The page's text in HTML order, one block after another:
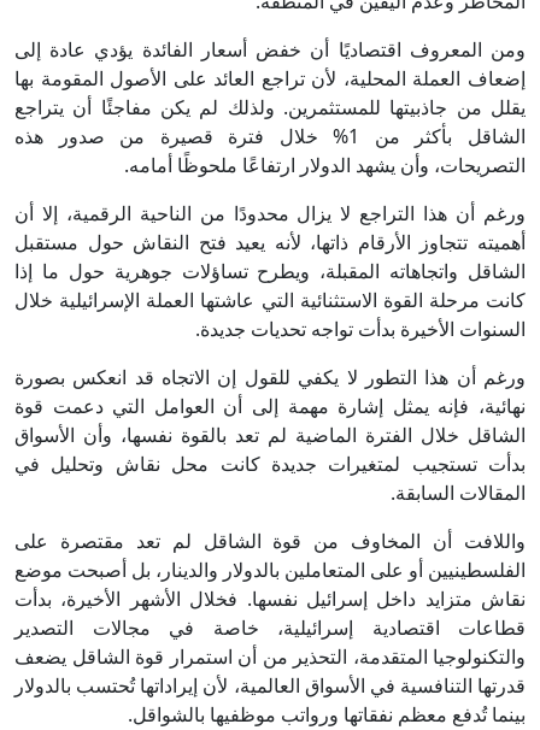
ومن المعروف اقتصاديًا أن خفض أسعار الفائدة يؤدي عادة إلى
إضعاف العملة المحلية، لأن تراجع العائد على الأصول المقومة بها
يقلل من جاذبيتها للمستثمرين. ولذلك لم يكن مفاجئًا أن يتراجع
الشاقل بأكثر من 1% خلال فترة قصيرة من صدور هذه
التصريحات، وأن يشهد الدولار ارتفاعًا ملحوظًا أمامه.
ورغم أن هذا التراجع لا يزال محدودًا من الناحية الرقمية، إلا أن
أهميته تتجاوز الأرقام ذاتها، لأنه يعيد فتح النقاش حول مستقبل
الشاقل واتجاهاته المقبلة، ويطرح تساؤلات جوهرية حول ما إذا
كانت مرحلة القوة الاستثنائية التي عاشتها العملة الإسرائيلية خلال
السنوات الأخيرة بدأت تواجه تحديات جديدة.
ورغم أن هذا التطور لا يكفي للقول إن الاتجاه قد انعكس بصورة
نهائية، فإنه يمثل إشارة مهمة إلى أن العوامل التي دعمت قوة
الشاقل خلال الفترة الماضية لم تعد بالقوة نفسها، وأن الأسواق
بدأت تستجيب لمتغيرات جديدة كانت محل نقاش وتحليل في
المقالات السابقة.
واللافت أن المخاوف من قوة الشاقل لم تعد مقتصرة على
الفلسطينيين أو على المتعاملين بالدولار والدينار، بل أصبحت موضع
نقاش متزايد داخل إسرائيل نفسها. فخلال الأشهر الأخيرة، بدأت
قطاعات اقتصادية إسرائيلية، خاصة في مجالات التصدير
والتكنولوجيا المتقدمة، التحذير من أن استمرار قوة الشاقل يضعف
قدرتها التنافسية في الأسواق العالمية، لأن إيراداتها تُحتسب بالدولار
بينما تُدفع معظم نفقاتها ورواتب موظفيها بالشواقل.